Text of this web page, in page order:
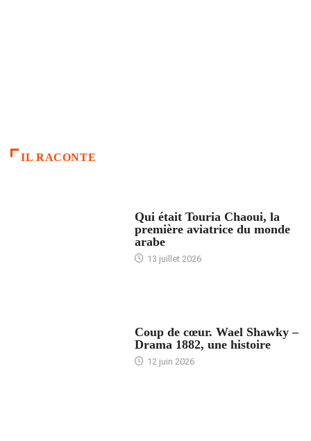
IL RACONTE
Qui était Touria Chaoui, la
première aviatrice du monde
arabe
13 juillet 2026
Coup de cœur. Wael Shawky –
Drama 1882, une histoire
12 juin 2026